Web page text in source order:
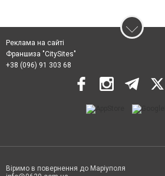
Реклама на сайті
Франшиза "CitySites"
+38 (096) 91 303 68
Віримо в повернення до Маріуполя